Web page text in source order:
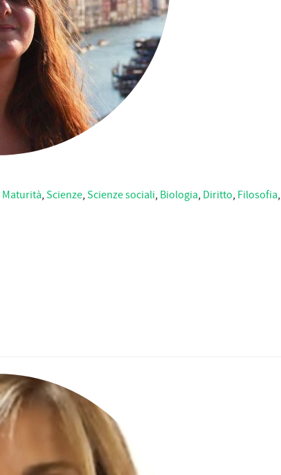
Maturità, Scienze, Scienze sociali, Biologia, Diritto, Filosofia,